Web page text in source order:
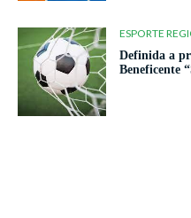
ESPORTE
Definida a
Beneficente